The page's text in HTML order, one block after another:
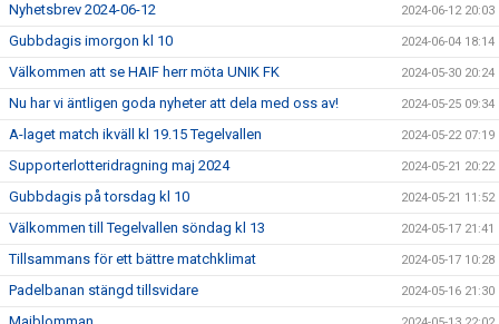
Nyhetsbrev 2024-06-12 2024-06-12 20:03
Gubbdagis imorgon kl 10 2024-06-04 18:14
Välkommen att se HAIF herr möta UNIK FK 2024-05-30 20:24
Nu har vi äntligen goda nyheter att dela med oss av! 2024-05-25 09:34
A-laget match ikväll kl 19.15 Tegelvallen 2024-05-22 07:19
Supporterlotteridragning maj 2024 2024-05-21 20:22
Gubbdagis på torsdag kl 10 2024-05-21 11:52
Välkommen till Tegelvallen söndag kl 13 2024-05-17 21:41
Tillsammans för ett bättre matchklimat 2024-05-17 10:28
Padelbanan stängd tillsvidare 2024-05-16 21:30